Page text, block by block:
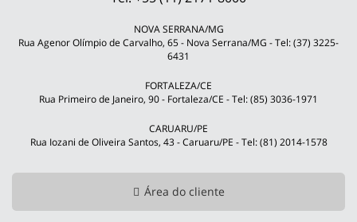
NOVA SERRANA/MG
Rua Agenor Olímpio de Carvalho, 65 - Nova Serrana/MG - Tel: (37) 3225-
6431
FORTALEZA/CE
Rua Primeiro de Janeiro, 90 - Fortaleza/CE - Tel: (85) 3036-1971
CARUARU/PE
Rua Iozani de Oliveira Santos, 43 - Caruaru/PE - Tel: (81) 2014-1578
Área do cliente